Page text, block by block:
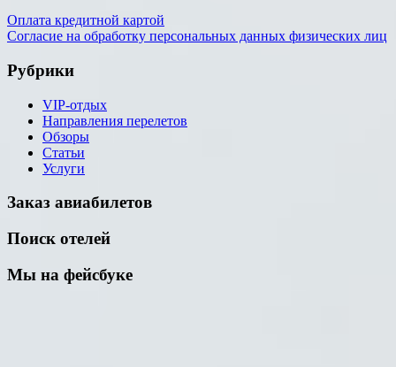
Оплата кредитной картой
Согласие на обработку персональных данных физических лиц
Рубрики
VIP-отдых
Направления перелетов
Обзоры
Статьи
Услуги
Заказ авиабилетов
Поиск отелей
Мы на фейсбуке